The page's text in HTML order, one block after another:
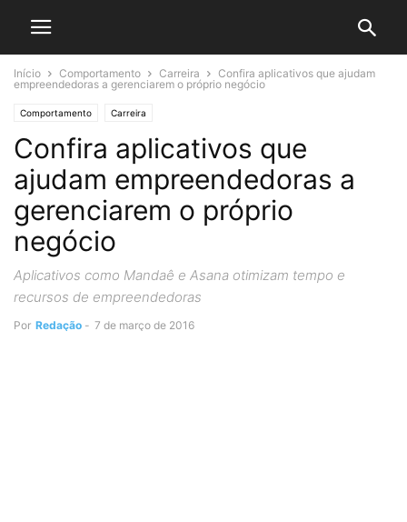
Início Comportamento Carreira
Confira aplicativos que ajudam
empreendedoras a gerenciarem o próprio negócio
Comportamento Carreira
Confira aplicativos que
ajudam empreendedoras a
gerenciarem o próprio
negócio
Aplicativos como Mandaê e Asana otimizam tempo e
recursos de empreendedoras
Por Redação - 7 de março de 2016